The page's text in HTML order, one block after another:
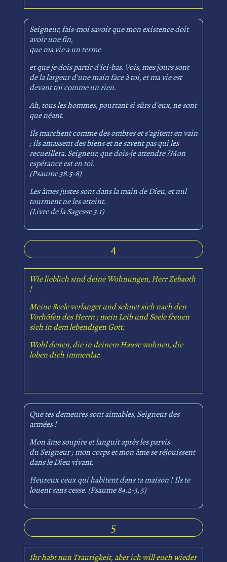
Seigneur, fais-moi savoir que mon existence doit
avoir une fin,
que ma vie a un terme
et que je dois partir d’ici-bas. Vois, mes jours sont
de la largeur d’une main face à toi, et ma vie est
devant toi comme un rien.
Ah, tous les hommes, pourtant si sûrs d’eux, ne sont
que néant.
Ils marchent comme des ombres et s’agitent en vain
; ils amassent des biens et ne savent pas qui les
recueillera. Seigneur, que dois-je attendre ?Mon
espérance est en toi.
(Psaume 38.5-8)
Les âmes justes sont dans la main de Dieu, et nul
tourment ne les atteint.
(Livre de la Sagesse 3.1)
4
Wie lieblich sind deine Wohnungen, Herr Zebaoth
!
Meine Seele verlanget und sehnet sich nach den
Vorhöfen des Herrn ; mein Leib und Seele freuen
sich in dem lebendigen Gott.
Wohl denen, die in deinem Hause wohnen, die
loben dich immerdar.
Que tes demeures sont aimables, Seigneur des
armées !
Mon âme soupire et languit après les parvis
du Seigneur ; mon corps et mon âme se réjouissent
dans le Dieu vivant.
Heureux ceux qui habitent dans ta maison ! Ils te
louent sans cesse. (Psaume 84.2-3, 5)
5
Ihr habt nun Traurigkeit, aber ich will euch wieder